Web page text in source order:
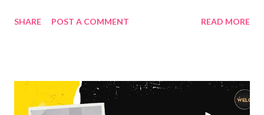
Trong bài viết dưới đây, chúng tôi sẽ giới thiệu chi tiết 12 công
mạng xã hội hoặc website theo thời gian thực. Để thực hiện
được điều này, người dùng cần đến sự hỗ trợ của những công cụ
SHARE POST A COMMENT READ MORE